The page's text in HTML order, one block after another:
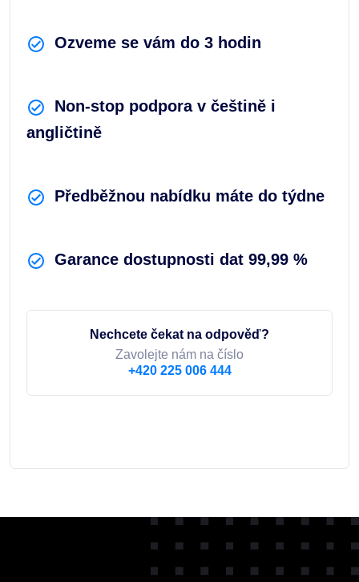
Ozveme se vám do 3 hodin
Non-stop podpora v češtině i
angličtině
Předběžnou nabídku máte do týdne
Garance dostupnosti dat 99,99 %
Nechcete čekat na odpověď?
Zavolejte nám na číslo
+420 225 006 444